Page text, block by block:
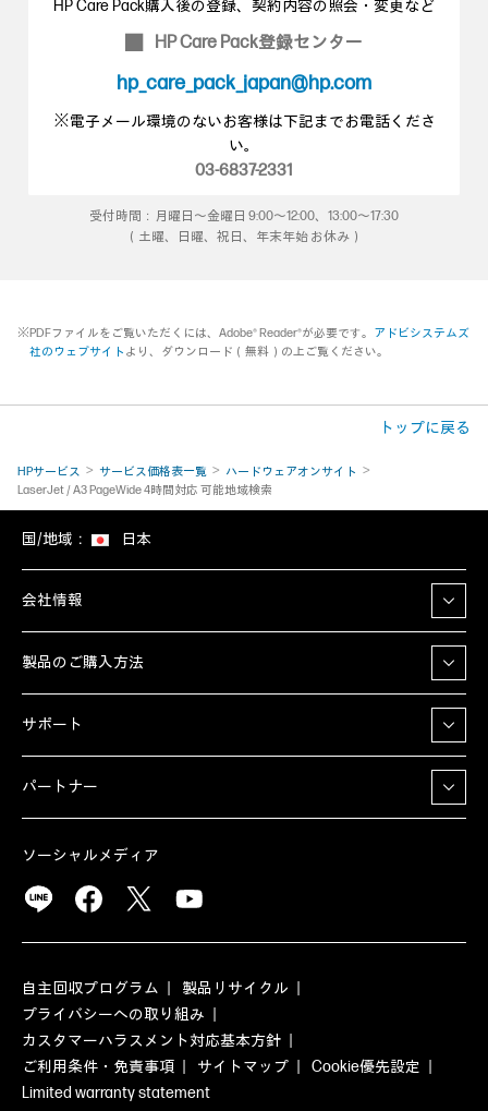
HP Care Pack購入後の登録、契約内容の照会・変更など
HP Care Pack登録センター
hp_care_pack_japan@hp.com
※電子メール環境のないお客様は下記までお電話くださ
い。
03-6837-2331
受付時間：月曜日～金曜日 9:00～12:00、13:00～17:30
（土曜、日曜、祝日、年末年始 お休み）
※PDFファイルをご覧いただくには、Adobe® Reader®が必要です。 アドビシステムズ
社のウェブサイト より、ダウンロード（無料）の上ご覧ください。
トップに戻る
HPサービス サービス価格表一覧
ハードウェアオンサイト
LaserJet / A3 PageWide 4時間対応 可能地域検索
国/地域： 日本
会社情報
製品のご購入方法
サポート
パートナー
ソーシャルメディア
自主回収プログラム
製品リサイクル
プライバシーへの取り組み
カスタマーハラスメント対応基本方針
ご利用条件・免責事項
サイトマップ
Cookie優先設定
Limited warranty statement